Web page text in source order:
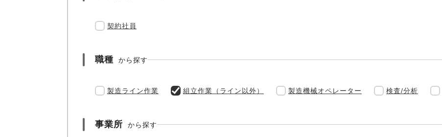
契約社員
職種 から探す
製造ライン作業 組立作業（ライン以外） 製造機械オペレーター 検査/分析
事業所 から探す